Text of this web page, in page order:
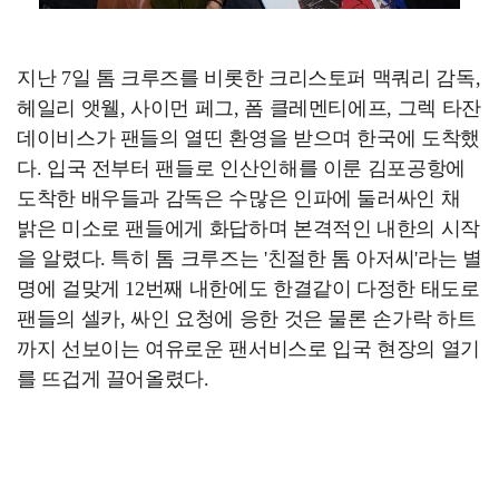
지난 7일 톰 크루즈를 비롯한 크리스토퍼 맥쿼리 감독,
헤일리 앳웰, 사이먼 페그, 폼 클레멘티에프, 그렉 타잔
데이비스가 팬들의 열띤 환영을 받으며 한국에 도착했
다. 입국 전부터 팬들로 인산인해를 이룬 김포공항에
도착한 배우들과 감독은 수많은 인파에 둘러싸인 채
밝은 미소로 팬들에게 화답하며 본격적인 내한의 시작
을 알렸다. 특히 톰 크루즈는 '친절한 톰 아저씨'라는 별
명에 걸맞게 12번째 내한에도 한결같이 다정한 태도로
팬들의 셀카, 싸인 요청에 응한 것은 물론 손가락 하트
까지 선보이는 여유로운 팬서비스로 입국 현장의 열기
를 뜨겁게 끌어올렸다.